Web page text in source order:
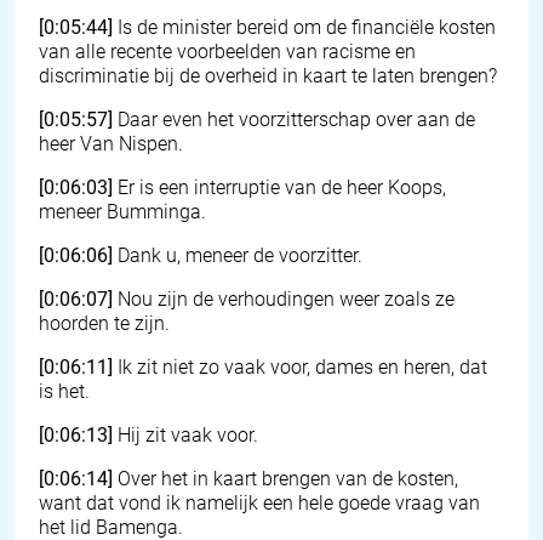
[0:05:44] Is de minister bereid om de financiële kosten
van alle recente voorbeelden van racisme en
discriminatie bij de overheid in kaart te laten brengen?
[0:05:57] Daar even het voorzitterschap over aan de
heer Van Nispen.
[0:06:03] Er is een interruptie van de heer Koops,
meneer Bumminga.
[0:06:06] Dank u, meneer de voorzitter.
[0:06:07] Nou zijn de verhoudingen weer zoals ze
hoorden te zijn.
[0:06:11] Ik zit niet zo vaak voor, dames en heren, dat
is het.
[0:06:13] Hij zit vaak voor.
[0:06:14] Over het in kaart brengen van de kosten,
want dat vond ik namelijk een hele goede vraag van
het lid Bamenga.